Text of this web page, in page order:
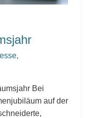
,
Bei
auf der